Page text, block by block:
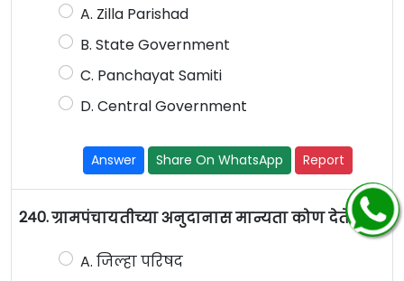
A. Zilla Parishad
B. State Government
C. Panchayat Samiti
D. Central Government
Answer Share On WhatsApp Report
240.ग्रामपंचायतीच्या अनुदानास मान्यता कोण देते ?
A. जिल्हा परिषद